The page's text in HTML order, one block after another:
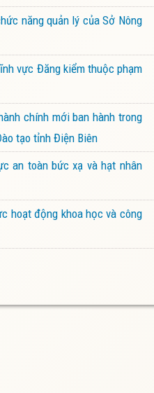
năng quản lý của Sở Nông
vực Đăng kiểm thuộc phạm
chính mới ban hành trong
tạo tỉnh Điện Biên
an toàn bức xạ và hạt nhân
hoạt động khoa học và công